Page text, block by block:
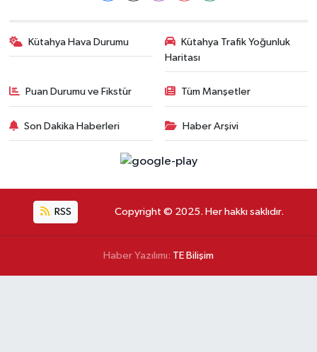
Kütahya Hava Durumu
Kütahya Trafik Yoğunluk
Haritası
Puan Durumu ve Fikstür Tüm Manşetler
Son Dakika Haberleri Haber Arşivi
RSS Copyright © 2025. Her hakkı saklıdır.
Haber Yazılımı: TE Bilişim